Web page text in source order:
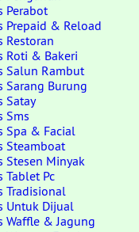
Perabot
Prepaid & Reload
Restoran
Roti & Bakeri
Salun Rambut
Sarang Burung
Satay
Sms
Spa & Facial
Steamboat
Stesen Minyak
Tablet Pc
Tradisional
Untuk Dijual
Waffle & Jagung